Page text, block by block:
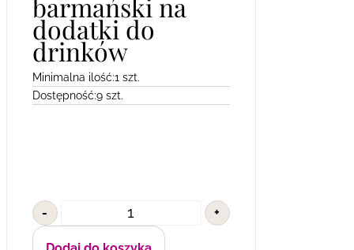
dodatki do
drinków
Minimalna ilość:1 szt.
Dostępność:9 szt.
- +